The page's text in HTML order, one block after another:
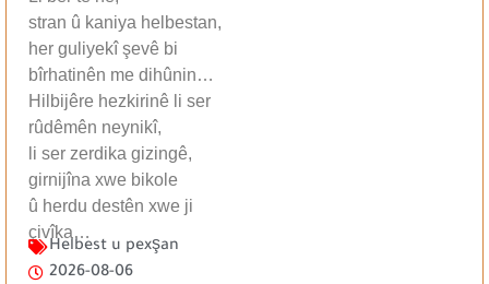
stran û kaniya helbestan,
her guliyekî şevê bi
bîrhatinên me dihûnin…
Hilbijêre hezkirinê li ser
rûdêmên neynikî,
li ser zerdika gizingê,
girnijîna xwe bikole
û herdu destên xwe ji
çivîka…
Helbest u pexşan
2026-08-06